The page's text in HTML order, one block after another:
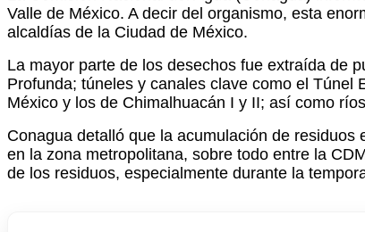
Valle de México. A decir del organismo, esta
alcaldías de la Ciudad de México.
La mayor parte de los desechos fue extraída de
Profunda; túneles y canales clave como el
México y los de Chimalhuacán I y II; así como
Conagua detalló que la acumulación de
en la zona metropolitana, sobre todo entre la
de los residuos, especialmente durante la